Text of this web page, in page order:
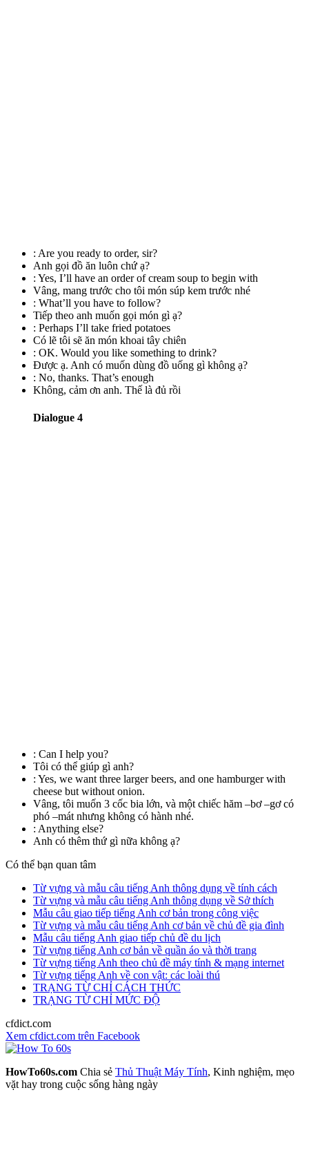
: Are you ready to order, sir?
Anh gọi đồ ăn luôn chứ ạ?
: Yes, I’ll have an order of cream soup to begin with
Vâng, mang trước cho tôi món súp kem trước nhé
: What’ll you have to follow?
Tiếp theo anh muốn gọi món gì ạ?
: Perhaps I’ll take fried potatoes
Có lẽ tôi sẽ ăn món khoai tây chiên
: OK. Would you like something to drink?
Được ạ. Anh có muốn dùng đồ uống gì không ạ?
: No, thanks. That’s enough
Không, cảm ơn anh. Thế là đủ rồi
Dialogue 4
: Can I help you?
Tôi có thể giúp gì anh?
: Yes, we want three larger beers, and one hamburger with
cheese but without onion.
Vâng, tôi muốn 3 cốc bia lớn, và một chiếc hăm –bơ –gơ có
phó –mát nhưng không có hành nhé.
: Anything else?
Anh có thêm thứ gì nữa không ạ?
Có thể bạn quan tâm
Từ vựng và mẫu câu tiếng Anh thông dụng về tính cách
Từ vựng và mẫu câu tiếng Anh thông dụng về Sở thích
Mẫu câu giao tiếp tiếng Anh cơ bản trong công việc
Từ vựng và mẫu câu tiếng Anh cơ bản về chủ đề gia đình
Mẫu câu tiếng Anh giao tiếp chủ đề du lịch
Từ vựng tiếng Anh cơ bản về quần áo và thời trang
Từ vựng tiếng Anh theo chủ đề máy tính & mạng internet
Từ vựng tiếng Anh về con vật: các loài thú
TRẠNG TỪ CHỈ CÁCH THỨC
TRẠNG TỪ CHỈ MỨC ĐỘ
cfdict.com
Xem cfdict.com trên Facebook
HowTo60s.com Chia sẻ Thủ Thuật Máy Tính, Kinh nghiệm, mẹo
vặt hay trong cuộc sống hàng ngày